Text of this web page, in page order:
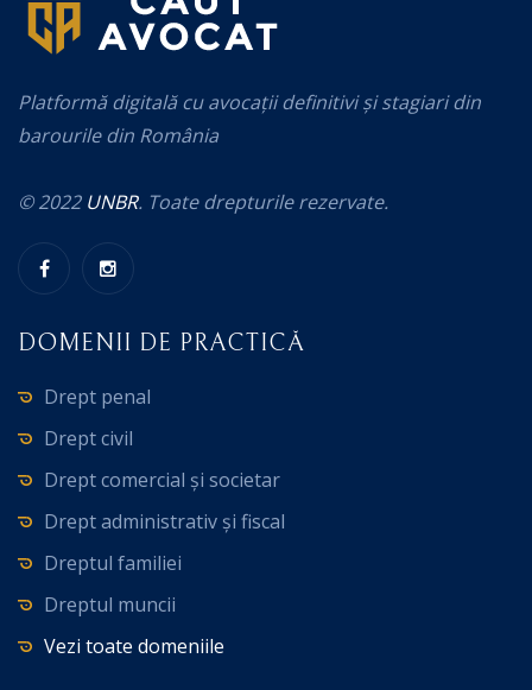
Platformă digitală cu avocații definitivi și stagiari din
barourile din România
© 2022 UNBR. Toate drepturile rezervate.
DOMENII DE PRACTICĂ
Drept penal
Drept civil
Drept comercial și societar
Drept administrativ și fiscal
Dreptul familiei
Dreptul muncii
Vezi toate domeniile